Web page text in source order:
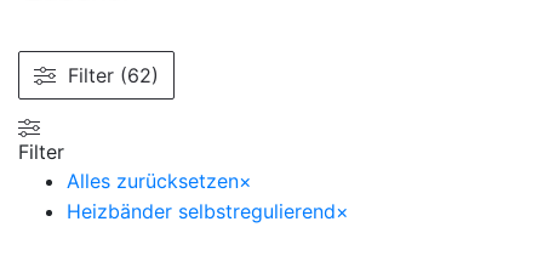
Filter (62)
Filter
Alles zurücksetzen×
Heizbänder selbstregulierend×